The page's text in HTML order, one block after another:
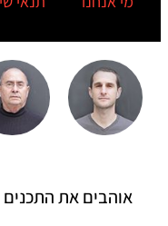
אוהבים את התכנים